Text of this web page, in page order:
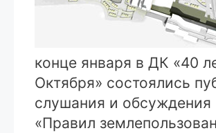
конце января в ДК «40
Октября» состоялись
слушания и обсуждения
«Правил